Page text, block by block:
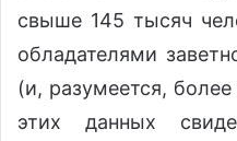
свыше 145 тысяч
обладателями
(и, разумеется,
этих данных